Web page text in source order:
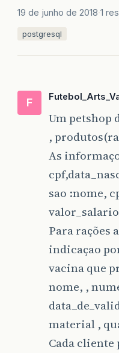
19 de junho de 2018 1
postgresql
F
Um petshop
,
As
sao :nome,
Para rações
indicaçao
vacina que
nome, ,
material ,
Cada cliente